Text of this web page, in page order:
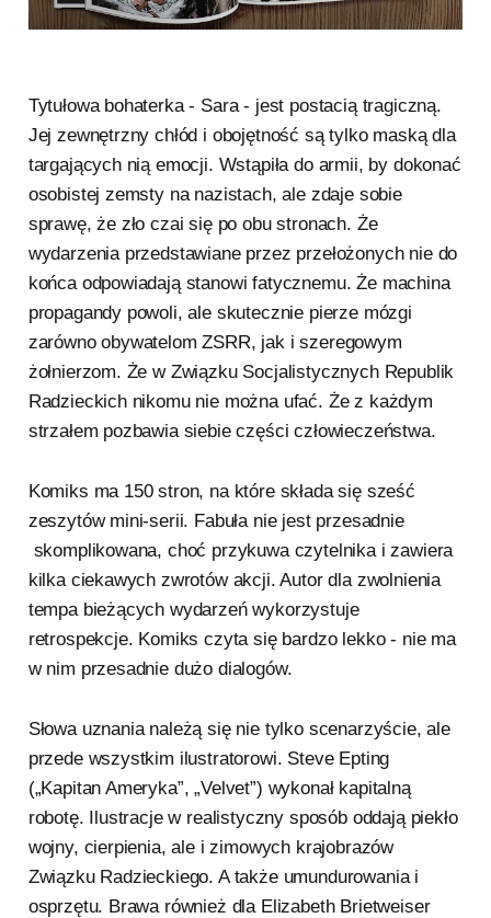
Tytułowa bohaterka - Sara - jest postacią tragiczną.
Jej zewnętrzny chłód i obojętność są tylko maską dla
targających nią emocji. Wstąpiła do armii, by dokonać
osobistej zemsty na nazistach, ale zdaje sobie
sprawę, że zło czai się po obu stronach. Że
wydarzenia przedstawiane przez przełożonych nie do
końca odpowiadają stanowi fatycznemu. Że machina
propagandy powoli, ale skutecznie pierze mózgi
zarówno obywatelom ZSRR, jak i szeregowym
żołnierzom. Że w Związku Socjalistycznych Republik
Radzieckich nikomu nie można ufać. Że z każdym
strzałem pozbawia siebie części człowieczeństwa.
Komiks ma 150 stron, na które składa się sześć
zeszytów mini-serii. Fabuła nie jest przesadnie
skomplikowana, choć przykuwa czytelnika i zawiera
kilka ciekawych zwrotów akcji. Autor dla zwolnienia
tempa bieżących wydarzeń wykorzystuje
retrospekcje. Komiks czyta się bardzo lekko - nie ma
w nim przesadnie dużo dialogów.
Słowa uznania należą się nie tylko scenarzyście, ale
przede wszystkim ilustratorowi. Steve Epting
(„Kapitan Ameryka”, „Velvet”) wykonał kapitalną
robotę. Ilustracje w realistyczny sposób oddają piekło
wojny, cierpienia, ale i zimowych krajobrazów
Związku Radzieckiego. A także umundurowania i
osprzętu. Brawa również dla Elizabeth Brietweiser